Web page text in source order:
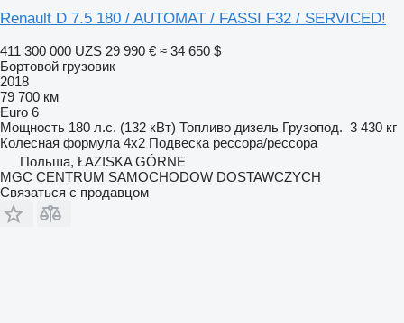
Renault D 7.5 180 / AUTOMAT / FASSI F32 / SERVICED!
411 300 000 UZS 29 990 € ≈ 34 650 $
Бортовой грузовик
2018
79 700 км
Euro 6
Мощность 180 л.с. (132 кВт) Топливо дизель Грузопод. 3 430 кг
Колесная формула 4x2 Подвеска рессора/рессора
Польша, ŁAZISKA GÓRNE
MGC CENTRUM SAMOCHODOW DOSTAWCZYCH
Связаться с продавцом